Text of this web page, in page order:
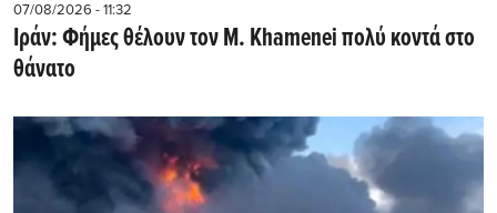
07/08/2026 - 11:32
Ιράν: Φήμες θέλουν τον Μ. Khamenei πολύ κοντά στο
θάνατο